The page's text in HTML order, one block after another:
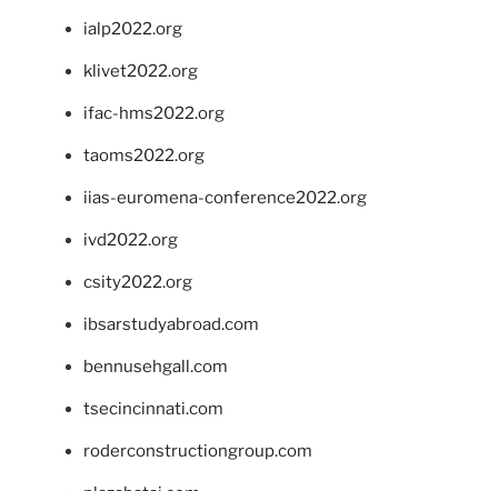
ialp2022.org
klivet2022.org
ifac-hms2022.org
taoms2022.org
iias-euromena-conference2022.org
ivd2022.org
csity2022.org
ibsarstudyabroad.com
bennusehgall.com
tsecincinnati.com
roderconstructiongroup.com